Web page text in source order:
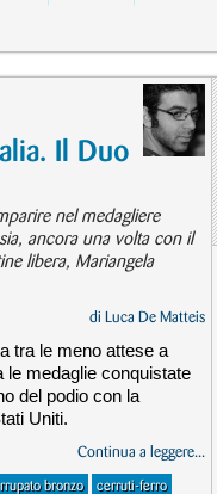
Il Duo
nel medagliere
ancora una volta con il
libera, Mariangela
di Luca De Matteis
tra le meno attese a
le medaglie conquistate
del podio con la
Uniti.
Continua a leggere...
bronzo cerruti-ferro